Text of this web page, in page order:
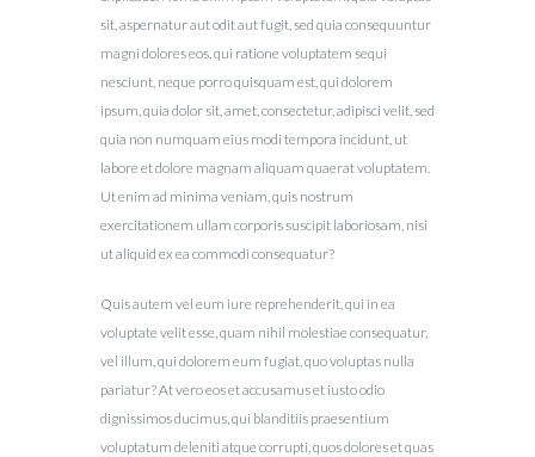
sit, aspernatur aut odit aut fugit, sed quia consequuntur
magni dolores eos, qui ratione voluptatem sequi
nesciunt, neque porro quisquam est, qui dolorem
ipsum, quia dolor sit, amet, consectetur, adipisci velit, sed
quia non numquam eius modi tempora incidunt, ut
labore et dolore magnam aliquam quaerat voluptatem.
Ut enim ad minima veniam, quis nostrum
exercitationem ullam corporis suscipit laboriosam, nisi
ut aliquid ex ea commodi consequatur?
Quis autem vel eum iure reprehenderit, qui in ea
voluptate velit esse, quam nihil molestiae consequatur,
vel illum, qui dolorem eum fugiat, quo voluptas nulla
pariatur? At vero eos et accusamus et iusto odio
dignissimos ducimus, qui blanditiis praesentium
voluptatum deleniti atque corrupti, quos dolores et quas